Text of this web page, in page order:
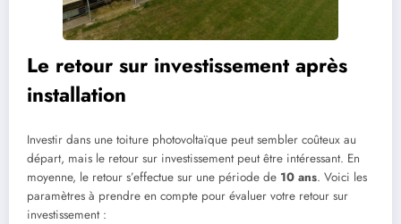
Le retour sur investissement après
installation
Investir dans une toiture photovoltaïque peut sembler coûteux au
départ, mais le retour sur investissement peut être intéressant. En
moyenne, le retour s’effectue sur une période de 10 ans. Voici les
paramètres à prendre en compte pour évaluer votre retour sur
investissement :